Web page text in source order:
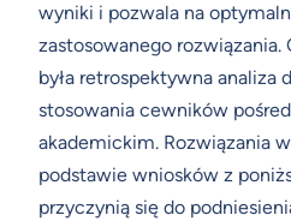
wyniki i pozwala na
zastosowanego
była retrospektywna analiza
stosowania cewników
akademickim. Rozwiązania
podstawie wniosków z
przyczynią się do